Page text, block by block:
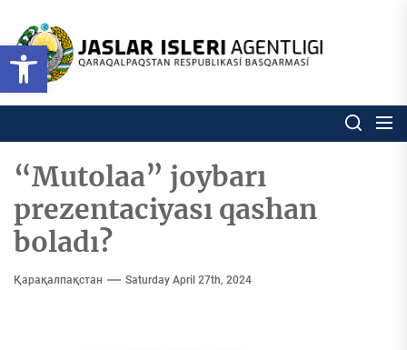
Open toolbar
content
Respublikası
basqarması
Ózbekstan jaslar isleri
“Mutolaa” joybarı
prezentaciyası qashan
boladı?
Қарақалпақстан Saturday April 27th, 2024